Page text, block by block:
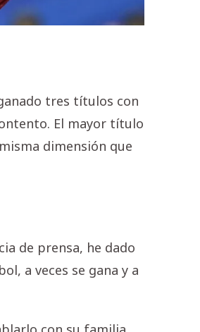
tres títulos con
El mayor título
dimensión que
de prensa, he dado
a veces se gana y a